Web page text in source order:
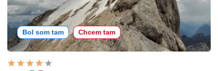
Bol som tam Chcem tam